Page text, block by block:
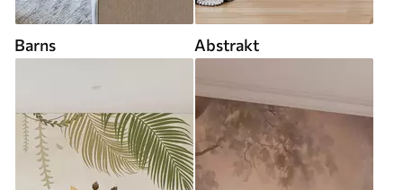
Barns Abstrakt